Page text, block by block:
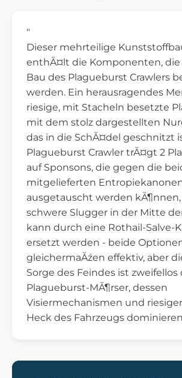
"
Dieser mehrteilige
enthĂ¤lt die Komponenten, die
Bau des Plagueburst Crawlers
werden. Ein herausragendes
riesige, mit Stacheln besetzte
mit dem stolz dargestellten
das in die SchĂ¤del geschnitzt
Plagueburst Crawler trĂ¤gt 2
auf Sponsons, die gegen die
mitgelieferten
ausgetauscht werden
schwere Slugger in der Mitte
kann durch eine Rothail-Salve-
ersetzt werden - beide
gleichermaĂźen effektiv, aber
Sorge des Feindes ist zweifellos
Plagueburst-MĂ¶rser, dessen
Visiermechanismen und
Heck des Fahrzeugs